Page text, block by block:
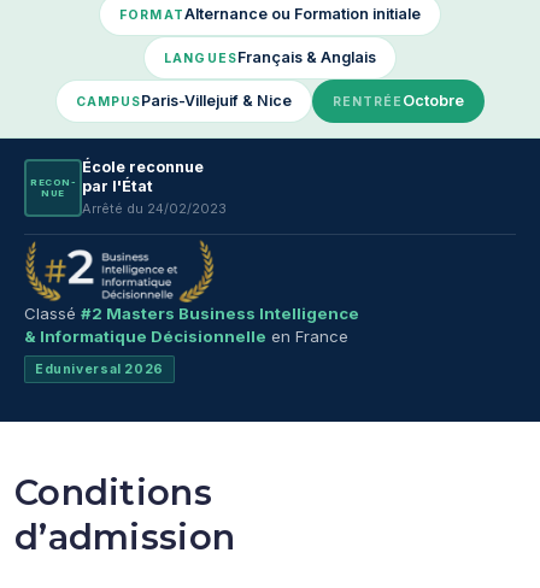
FORMATAlternance ou Formation initiale
LANGUESFrançais & Anglais
CAMPUSParis-Villejuif & Nice RENTRÉE Octobre
RE­CON­
NUE
École reconnue
par l'État
Arrêté du 24/02/2023
Classé #2 Masters Business Intelligence
& Informatique Décisionnelle en France
Eduniversal 2026
Conditions
d’admission